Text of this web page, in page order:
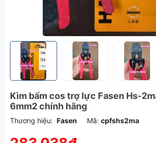
Kìm bấm cos trợ lực Fasen Hs-
6mm2 chính hãng
Thương hiệu: Fasen Mã: cpfshs2ma